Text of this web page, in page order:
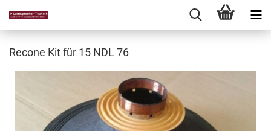
Recone Kit für 15 NDL 76